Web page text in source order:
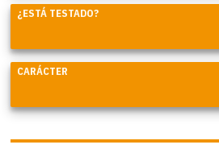
¿ESTÁ TESTADO?
CARÁCTER